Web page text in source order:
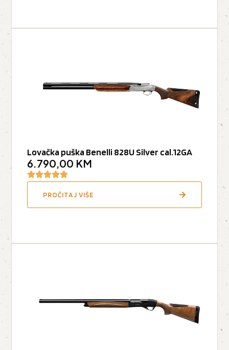
Lovačka puška Benelli 828U Silver cal.12GA
6.790,00 KM
PROČITAJ VIŠE